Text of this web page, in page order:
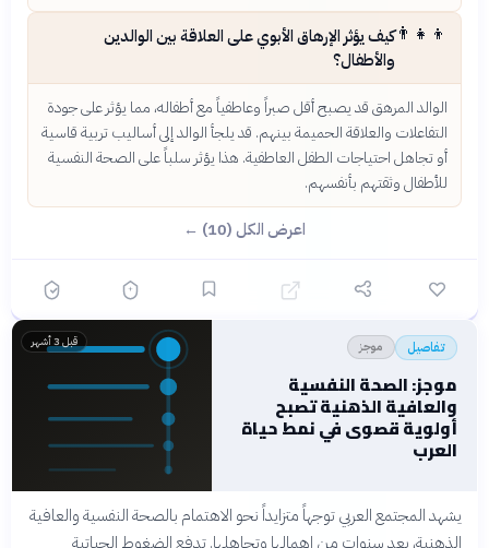
👨‍👧‍👦كيف يؤثر الإرهاق الأبوي على العلاقة بين الوالدين
والأطفال؟
الوالد المرهق قد يصبح أقل صبراً وعاطفياً مع أطفاله، مما يؤثر على جودة
التفاعلات والعلاقة الحميمة بينهم. قد يلجأ الوالد إلى أساليب تربية قاسية
أو تجاهل احتياجات الطفل العاطفية. هذا يؤثر سلباً على الصحة النفسية
للأطفال وثقتهم بأنفسهم.
اعرض الكل (10) ←
تفاصيل موجز
موجز: الصحة النفسية
والعافية الذهنية تصبح
أولوية قصوى في نمط حياة
العرب
قبل 3 أشهر
يشهد المجتمع العربي توجهاً متزايداً نحو الاهتمام بالصحة النفسية والعافية
الذهنية، بعد سنوات من إهمالها وتجاهلها. تدفع الضغوط الحياتية